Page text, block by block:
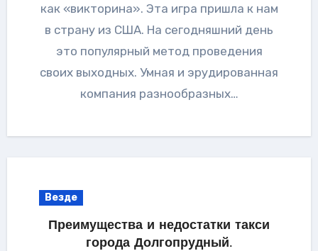
как «викторина». Эта игра пришла к нам
в страну из США. На сегодняшний день
это популярный метод проведения
своих выходных. Умная и эрудированная
компания разнообразных…
Везде
Преимущества и недостатки такси
города Долгопрудный.